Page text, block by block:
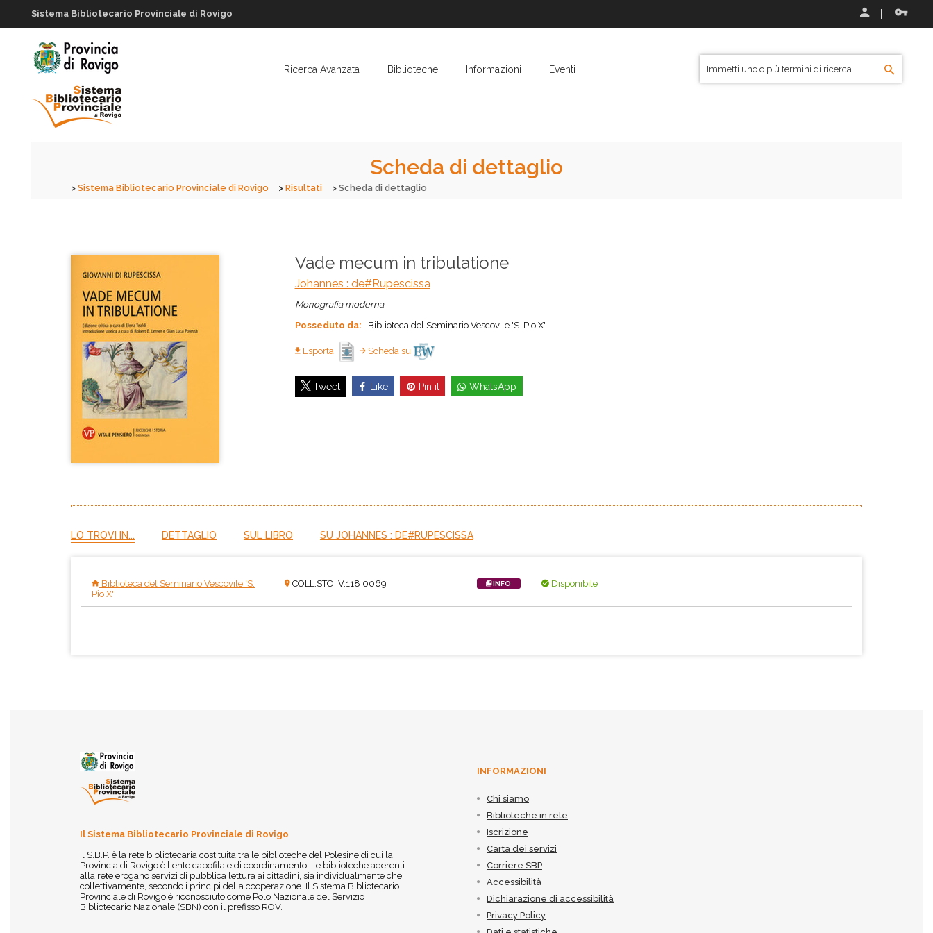
Sistema Bibliotecario Provinciale di Rovigo
Ricerca Avanzata Biblioteche Informazioni Eventi
Scheda di dettaglio
Sistema Bibliotecario Provinciale di Rovigo Risultati Scheda di dettaglio
Vade mecum in tribulatione
Johannes : de#Rupescissa
Monografia moderna
Posseduto da:
Biblioteca del Seminario Vescovile 'S. Pio X'
Esporta Scheda su
Tweet Like Pin it WhatsApp
LO TROVI IN... DETTAGLIO SUL LIBRO SU JOHANNES : DE#RUPESCISSA
Biblioteca del Seminario Vescovile 'S.
Pio X'
COLL.STO.IV.118 0069 INFO Disponibile
Il Sistema Bibliotecario Provinciale di Rovigo
Il S.B.P. è la rete bibliotecaria costituita tra le biblioteche del Polesine di cui la
Provincia di Rovigo è l'ente capofila e di coordinamento. Le biblioteche aderenti
alla rete erogano servizi di pubblica lettura ai cittadini, sia individualmente che
collettivamente, secondo i principi della cooperazione. Il Sistema Bibliotecario
Provinciale di Rovigo è riconosciuto come Polo Nazionale del Servizio
Bibliotecario Nazionale (SBN) con il prefisso ROV.
INFORMAZIONI
Chi siamo
Biblioteche in rete
Iscrizione
Carta dei servizi
Corriere SBP
Accessibilità
Dichiarazione di accessibilità
Privacy Policy